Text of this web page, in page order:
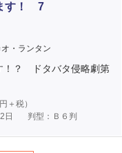
す！ 7
・ランタン
！？ ドタバタ侵略劇第
円＋税）
日
判型：Ｂ６判